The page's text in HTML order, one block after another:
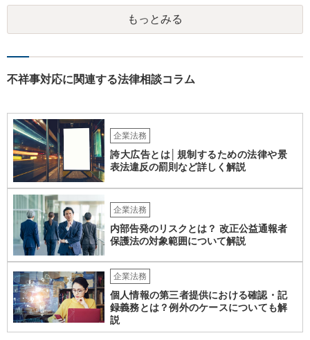
義務違反、引継ぎの不備、不正の兆候を知りながら放置したことな
ど、具体的な義務違反と損害との因果関係を主張・立証する必要があ
ります。なお、在職中から会計処理や現金管理の不自然さを認識して
能性はあるでしょう。 対応としては、まず会社から何を求められてい
意に責任を認める文書を作成したり、損害負担を約束したりすること
は避けるべきです。一方で、在職中の業務内容、権限分掌、引継ぎ資
料、不正を認識していなかった事情を整理し、必要な範囲で調査に協
力することは考えられます。 仮に、金銭請求や責任追及を示唆されて
いる場合には、会社とのやり取りを保存し、弁護士に相談したうえで
対応なさった方がよいでしょう。
もっとみる
不祥事対応に関連する法律相談コラム
企業法務
誇大広告とは│規制するための法律や景
表法違反の罰則など詳しく解説
企業法務
内部告発のリスクとは？ 改正公益通報者
保護法の対象範囲について解説
企業法務
個人情報の第三者提供における確認・記
録義務とは？例外のケースについても解
説